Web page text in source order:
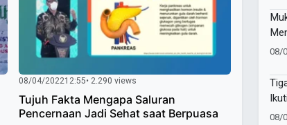
08/04/202212:55• 2.290 views
Tujuh Fakta Mengapa Saluran
Pencernaan Jadi Sehat saat Berpuasa
08/
08/